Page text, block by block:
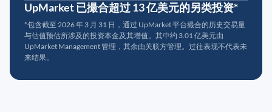
UpMarket 已撮合超过 13 亿美元的另类投资*
*包含截至 2026 年 3 月 31 日，通过 UpMarket 平台撮合的历史交易量
与估值预估所涉及的投资本金及其增值。其中约 3.01 亿美元由
UpMarket Management 管理，其余由关联方管理。过往表现不代表未
来结果。